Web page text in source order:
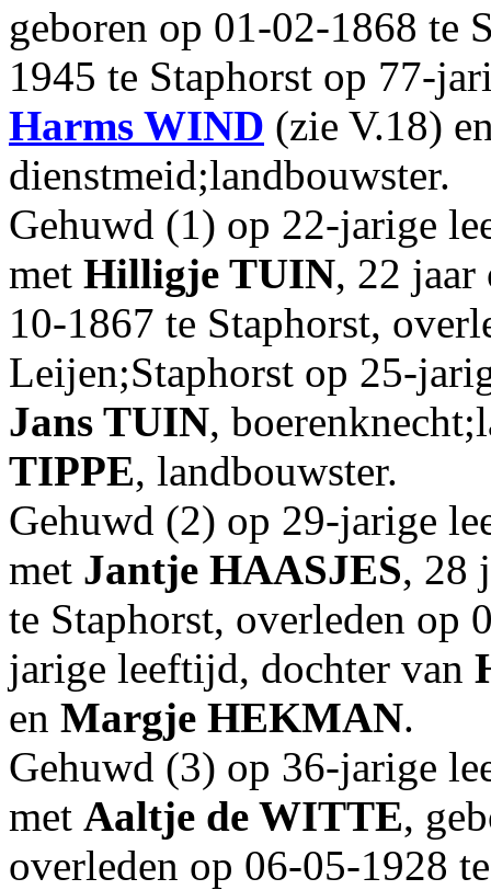
geboren op 01-02-1868 te
1945 te Staphorst op 77-
Harms WIND (zie V.18)
dienstmeid;landbouwster.
Gehuwd (1) op 22-jarige
met Hilligje TUIN, 22 jaar
10-1867 te Staphorst,
Leijen;Staphorst op 25-
Jans TUIN,
TIPPE, landbouwster.
Gehuwd (2) op 29-jarige
met Jantje HAASJES, 28
te Staphorst, overleden op
jarige leeftijd, dochter van
en Margje HEKMAN.
Gehuwd (3) op 36-jarige
met Aaltje de WITTE,
overleden op 06-05-1928